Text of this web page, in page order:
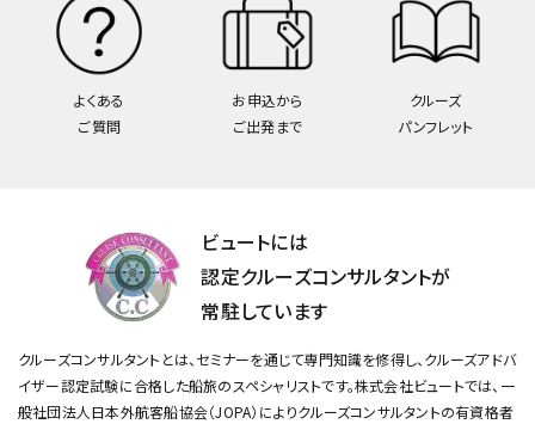
よくある
ご質問
お申込から
ご出発まで
クルーズ
パンフレット
ビュートには
認定クルーズコンサルタントが
常駐しています
クルーズコンサルタントとは、セミナーを通じて専門知識を修得し、クルーズアドバ
イザー認定試験に合格した船旅のスペシャリストです。株式会社ビュートでは、一
般社団法人日本外航客船協会（JOPA）によりクルーズコンサルタントの有資格者